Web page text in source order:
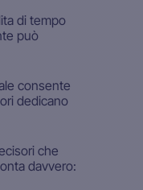
di tempo
può
consente
dedicano
che
davvero: